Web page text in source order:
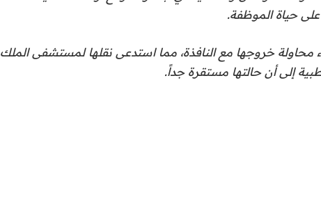
حياة الموظفة.
خروجها مع النافذة، مما استدعى نقلها لمستشفى الملك
إلى أن حالتها مستقرة جداً.